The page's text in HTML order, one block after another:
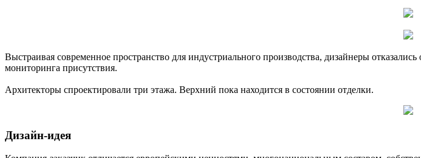
Выстраивая современное пространство для индустриального производства, дизайнеры
мониторинга присутствия.
Архитекторы спроектировали три этажа. Верхний пока находится в состоянии отделки.
Дизайн-идея